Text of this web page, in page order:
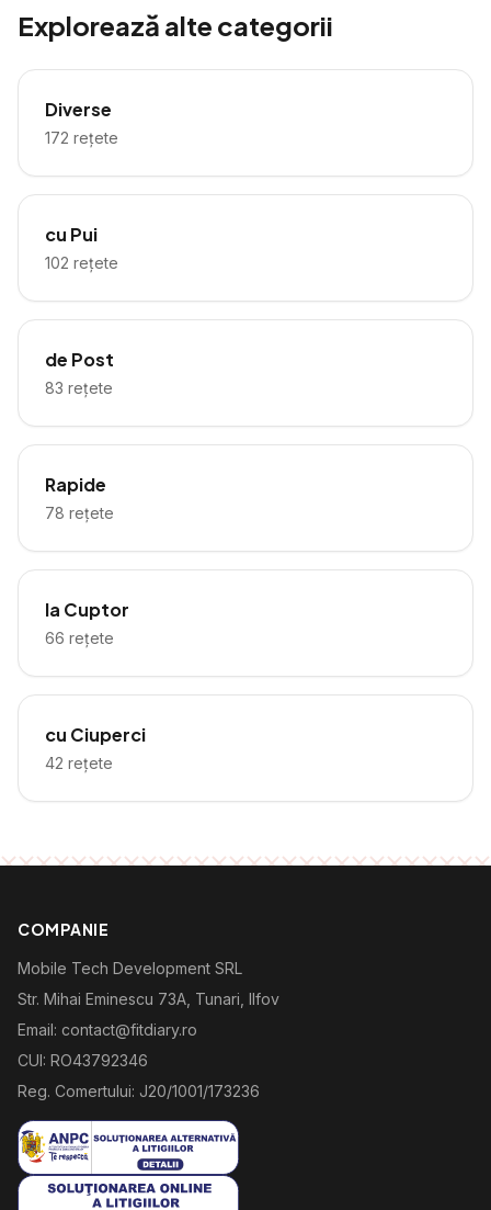
Explorează alte categorii
Diverse
172 rețete
cu Pui
102 rețete
de Post
83 rețete
Rapide
78 rețete
la Cuptor
66 rețete
cu Ciuperci
42 rețete
COMPANIE
Mobile Tech Development SRL
Str. Mihai Eminescu 73A, Tunari, Ilfov
Email: contact@fitdiary.ro
CUI: RO43792346
Reg. Comertului: J20/1001/173236